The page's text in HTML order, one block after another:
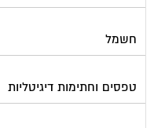
חשמל
טפסים וחתימות דיגיטליות